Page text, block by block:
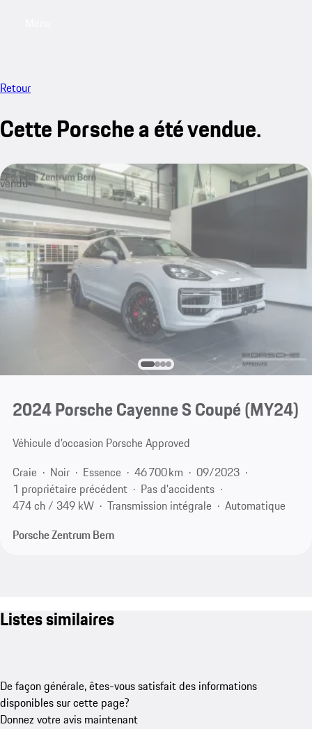
Retour
Cette Porsche a été vendue.
vendu
2024 Porsche Cayenne S Coupé (MY24)
Véhicule d’occasion Porsche Approved
Craie
Noir Essence 46 700 km
09/2023
1 propriétaire précédent
Pas d'accidents
474 ch / 349 kW
Transmission intégrale
Automatique
Porsche Zentrum Bern
Listes similaires
De façon générale, êtes-vous satisfait des informations
disponibles sur cette page?
Donnez votre avis maintenant